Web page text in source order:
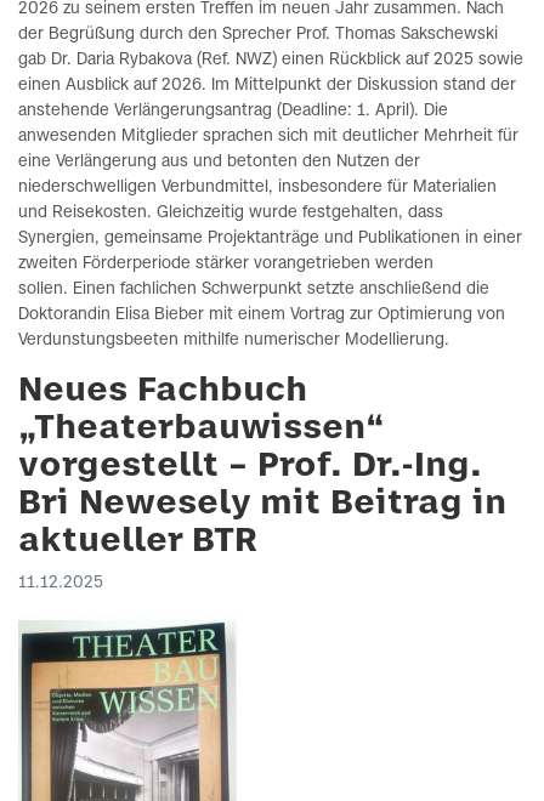
2026 zu seinem ersten Treffen im neuen Jahr zusammen. Nach
der Begrüßung durch den Sprecher Prof. Thomas Sakschewski
gab Dr. Daria Rybakova (Ref. NWZ) einen Rückblick auf 2025 sowie
einen Ausblick auf 2026. Im Mittelpunkt der Diskussion stand der
anstehende Verlängerungsantrag (Deadline: 1. April). Die
anwesenden Mitglieder sprachen sich mit deutlicher Mehrheit für
eine Verlängerung aus und betonten den Nutzen der
niederschwelligen Verbundmittel, insbesondere für Materialien
und Reisekosten. Gleichzeitig wurde festgehalten, dass
Synergien, gemeinsame Projektanträge und Publikationen in einer
zweiten Förderperiode stärker vorangetrieben werden
sollen. Einen fachlichen Schwerpunkt setzte anschließend die
Doktorandin Elisa Bieber mit einem Vortrag zur Optimierung von
Verdunstungsbeeten mithilfe numerischer Modellierung.
Neues Fachbuch
„Theaterbauwissen“
vorgestellt – Prof. Dr.-Ing.
Bri Newesely mit Beitrag in
aktueller BTR
11.12.2025